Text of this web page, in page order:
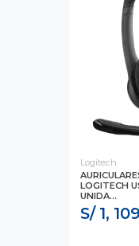
Logitech
LOGITECH
UNIDA...
S/ 1,